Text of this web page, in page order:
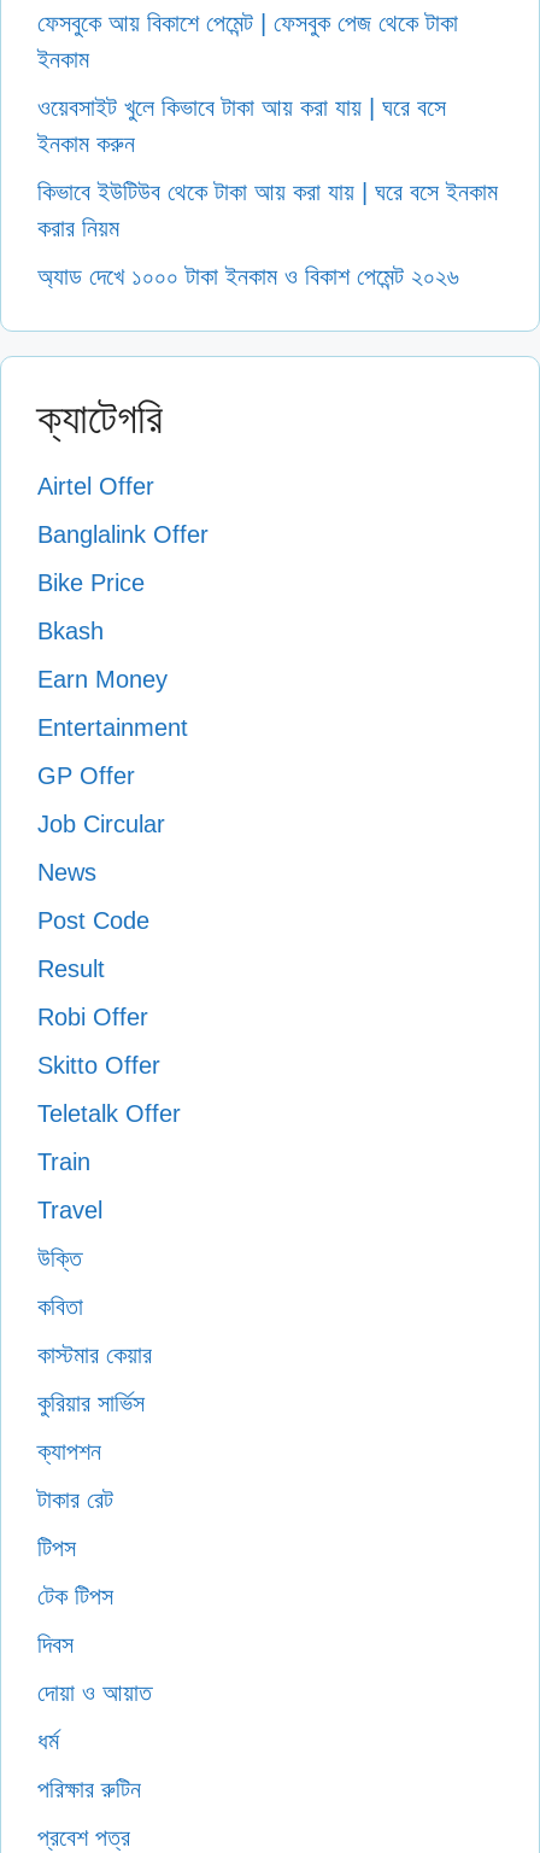
ফেসবুকে আয় বিকাশে পেমেন্ট | ফেসবুক পেজ থেকে টাকা
ইনকাম
ওয়েবসাইট খুলে কিভাবে টাকা আয় করা যায় | ঘরে বসে
ইনকাম করুন
কিভাবে ইউটিউব থেকে টাকা আয় করা যায় | ঘরে বসে ইনকাম
করার নিয়ম
অ্যাড দেখে ১০০০ টাকা ইনকাম ও বিকাশ পেমেন্ট ২০২৬
ক্যাটেগরি
Airtel Offer
Banglalink Offer
Bike Price
Bkash
Earn Money
Entertainment
GP Offer
Job Circular
News
Post Code
Result
Robi Offer
Skitto Offer
Teletalk Offer
Train
Travel
উক্তি
কবিতা
কাস্টমার কেয়ার
কুরিয়ার সার্ভিস
ক্যাপশন
টাকার রেট
টিপস
টেক টিপস
দিবস
দোয়া ও আয়াত
ধর্ম
পরিক্ষার রুটিন
প্রবেশ পত্র